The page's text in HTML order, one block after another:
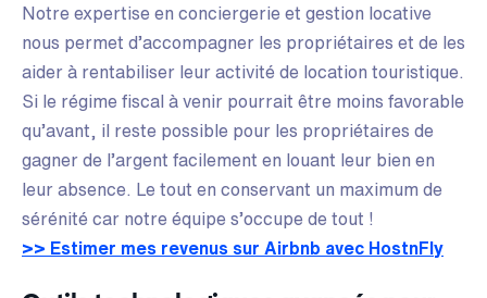
Notre expertise en conciergerie et gestion locative
nous permet d’accompagner les propriétaires et de les
aider à rentabiliser leur activité de location touristique.
Si le régime fiscal à venir pourrait être moins favorable
qu’avant, il reste possible pour les propriétaires de
gagner de l’argent facilement en louant leur bien en
leur absence. Le tout en conservant un maximum de
sérénité car notre équipe s’occupe de tout !
>> Estimer mes revenus sur Airbnb avec HostnFly